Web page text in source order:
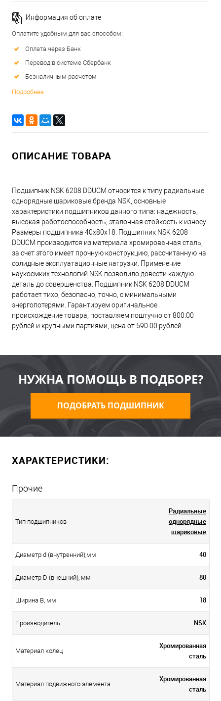
Информация об оплате
Оплатите удобным для вас способом:
Оплата через Банк
Перевод в системе Сбербанк
Безналичным расчетом
Подробнее
ОПИСАНИЕ ТОВАРА
Подшипник NSK 6208 DDUCM относится к типу радиальные
однорядные шариковые бренда NSK, основные
характеристики подшипников данного типа: надежность,
высокая работоспособность, эталонная стойкость к износу.
Размеры подшипника 40x80x18. Подшипник NSK 6208
DDUCM производится из материала хромированная сталь,
за счет этого имеет прочную конструкцию, рассчитанную на
солидные эксплуатационные нагрузки. Применение
наукоемких технологий NSK позволило довести каждую
деталь до совершенства. Подшипник NSK 6208 DDUCM
работает тихо, безопасно, точно, с минимальными
энергопотерями. Гарантируем оригинальное
происхождение товара, поставляем поштучно от 800.00
рублей и крупными партиями, цена от 590.00 рублей.
НУЖНА ПОМОЩЬ В ПОДБОРЕ?
ПОДОБРАТЬ ПОДШИПНИК
ХАРАКТЕРИСТИКИ:
Прочие
Тип подшипников
Радиальные
однорядные
шариковые
Диаметр d (внутренний),мм 40
Диаметр D (внешний), мм 80
Ширина B, мм 18
Производитель NSK
Материал колец
Хромированная
сталь
Материал подвижного элемента
Хромированная
сталь